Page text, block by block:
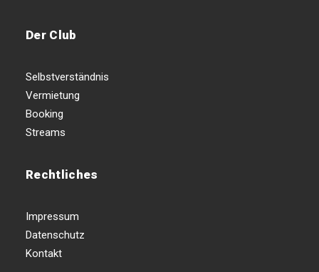
Der Club
Selbstverständnis
Vermietung
Booking
Streams
Rechtliches
Impressum
Datenschutz
Kontakt